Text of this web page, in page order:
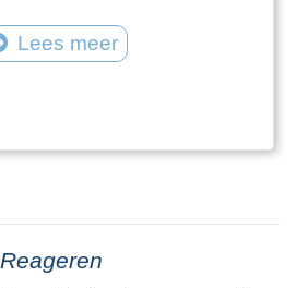
Lees meer
Reageren